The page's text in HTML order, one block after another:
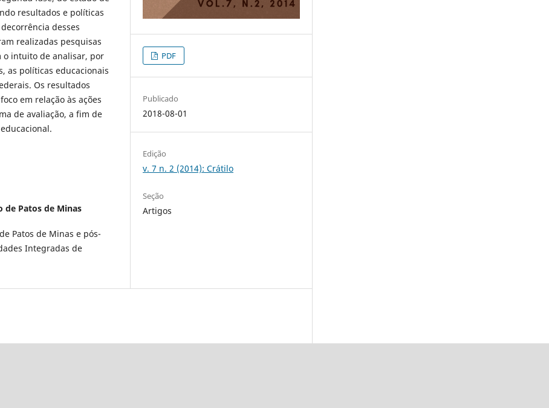
resultados e políticas
desses
realizadas pesquisas
o intuito de analisar, por
as políticas educacionais
Os resultados
em relação às ações
de avaliação, a fim de
Patos de Minas
Patos de Minas e pós-
Integradas de
PDF
Publicado
2018-08-01
Edição
v. 7 n. 2 (2014): Crátilo
Seção
Artigos